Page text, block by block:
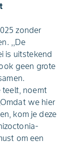
zonder
,,De
is uitstekend
geen grote
teelt, noemt
we hier
kom je deze
om een